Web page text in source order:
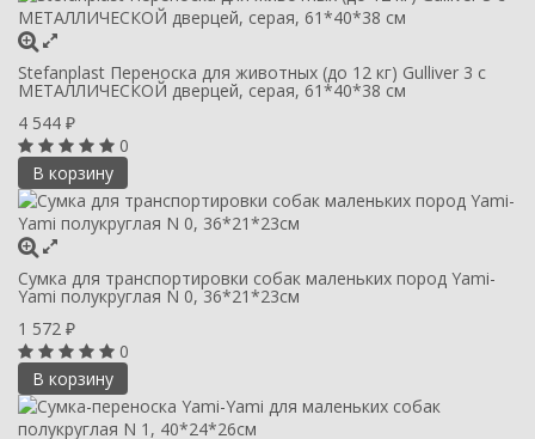
Stefanplast Переноска для животных (до 12 кг) Gulliver 3 с
МЕТАЛЛИЧЕСКОЙ дверцей, серая, 61*40*38 см
4 544 ₽
0
В корзину
Сумка для транспортировки собак маленьких пород Yami-
Yami полукруглая N 0, 36*21*23см
1 572 ₽
0
В корзину